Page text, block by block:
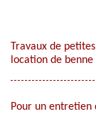
Travaux de
location de benne
Pour un entretien